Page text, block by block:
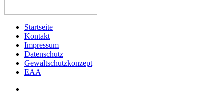
Startseite
Kontakt
Impressum
Datenschutz
Gewaltschutzkonzept
EAA